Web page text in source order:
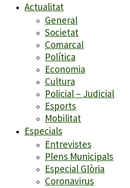
Actualitat
General
Societat
Comarcal
Política
Economia
Cultura
Policial – Judicial
Esports
Mobilitat
Especials
Entrevistes
Plens Municipals
Especial Glòria
Coronavirus